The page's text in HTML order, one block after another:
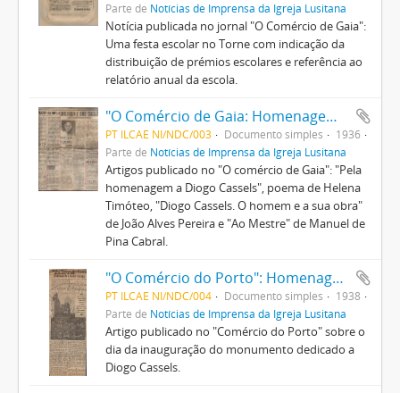
Parte de Notícias de Imprensa da Igreja Lusitana
Notícia publicada no jornal "O Comércio de Gaia":
Uma festa escolar no Torne com indicação da
distribuição de prémios escolares e referência ao
relatório anual da escola.
"O Comércio de Gaia: Homenagem a Diogo Cassels
PT ILCAE NI/NDC/003 Documento simples
1936
Parte de Notícias de Imprensa da Igreja Lusitana
Artigos publicado no "O comércio de Gaia": "Pela
homenagem a Diogo Cassels", poema de Helena
Timóteo, "Diogo Cassels. O homem e a sua obra"
de João Alves Pereira e "Ao Mestre" de Manuel de
Pina Cabral.
"O Comércio do Porto": Homenagem a Diogo Cassels
PT ILCAE NI/NDC/004 Documento simples
1938
Parte de Notícias de Imprensa da Igreja Lusitana
Artigo publicado no "Comércio do Porto" sobre o
dia da inauguração do monumento dedicado a
Diogo Cassels.